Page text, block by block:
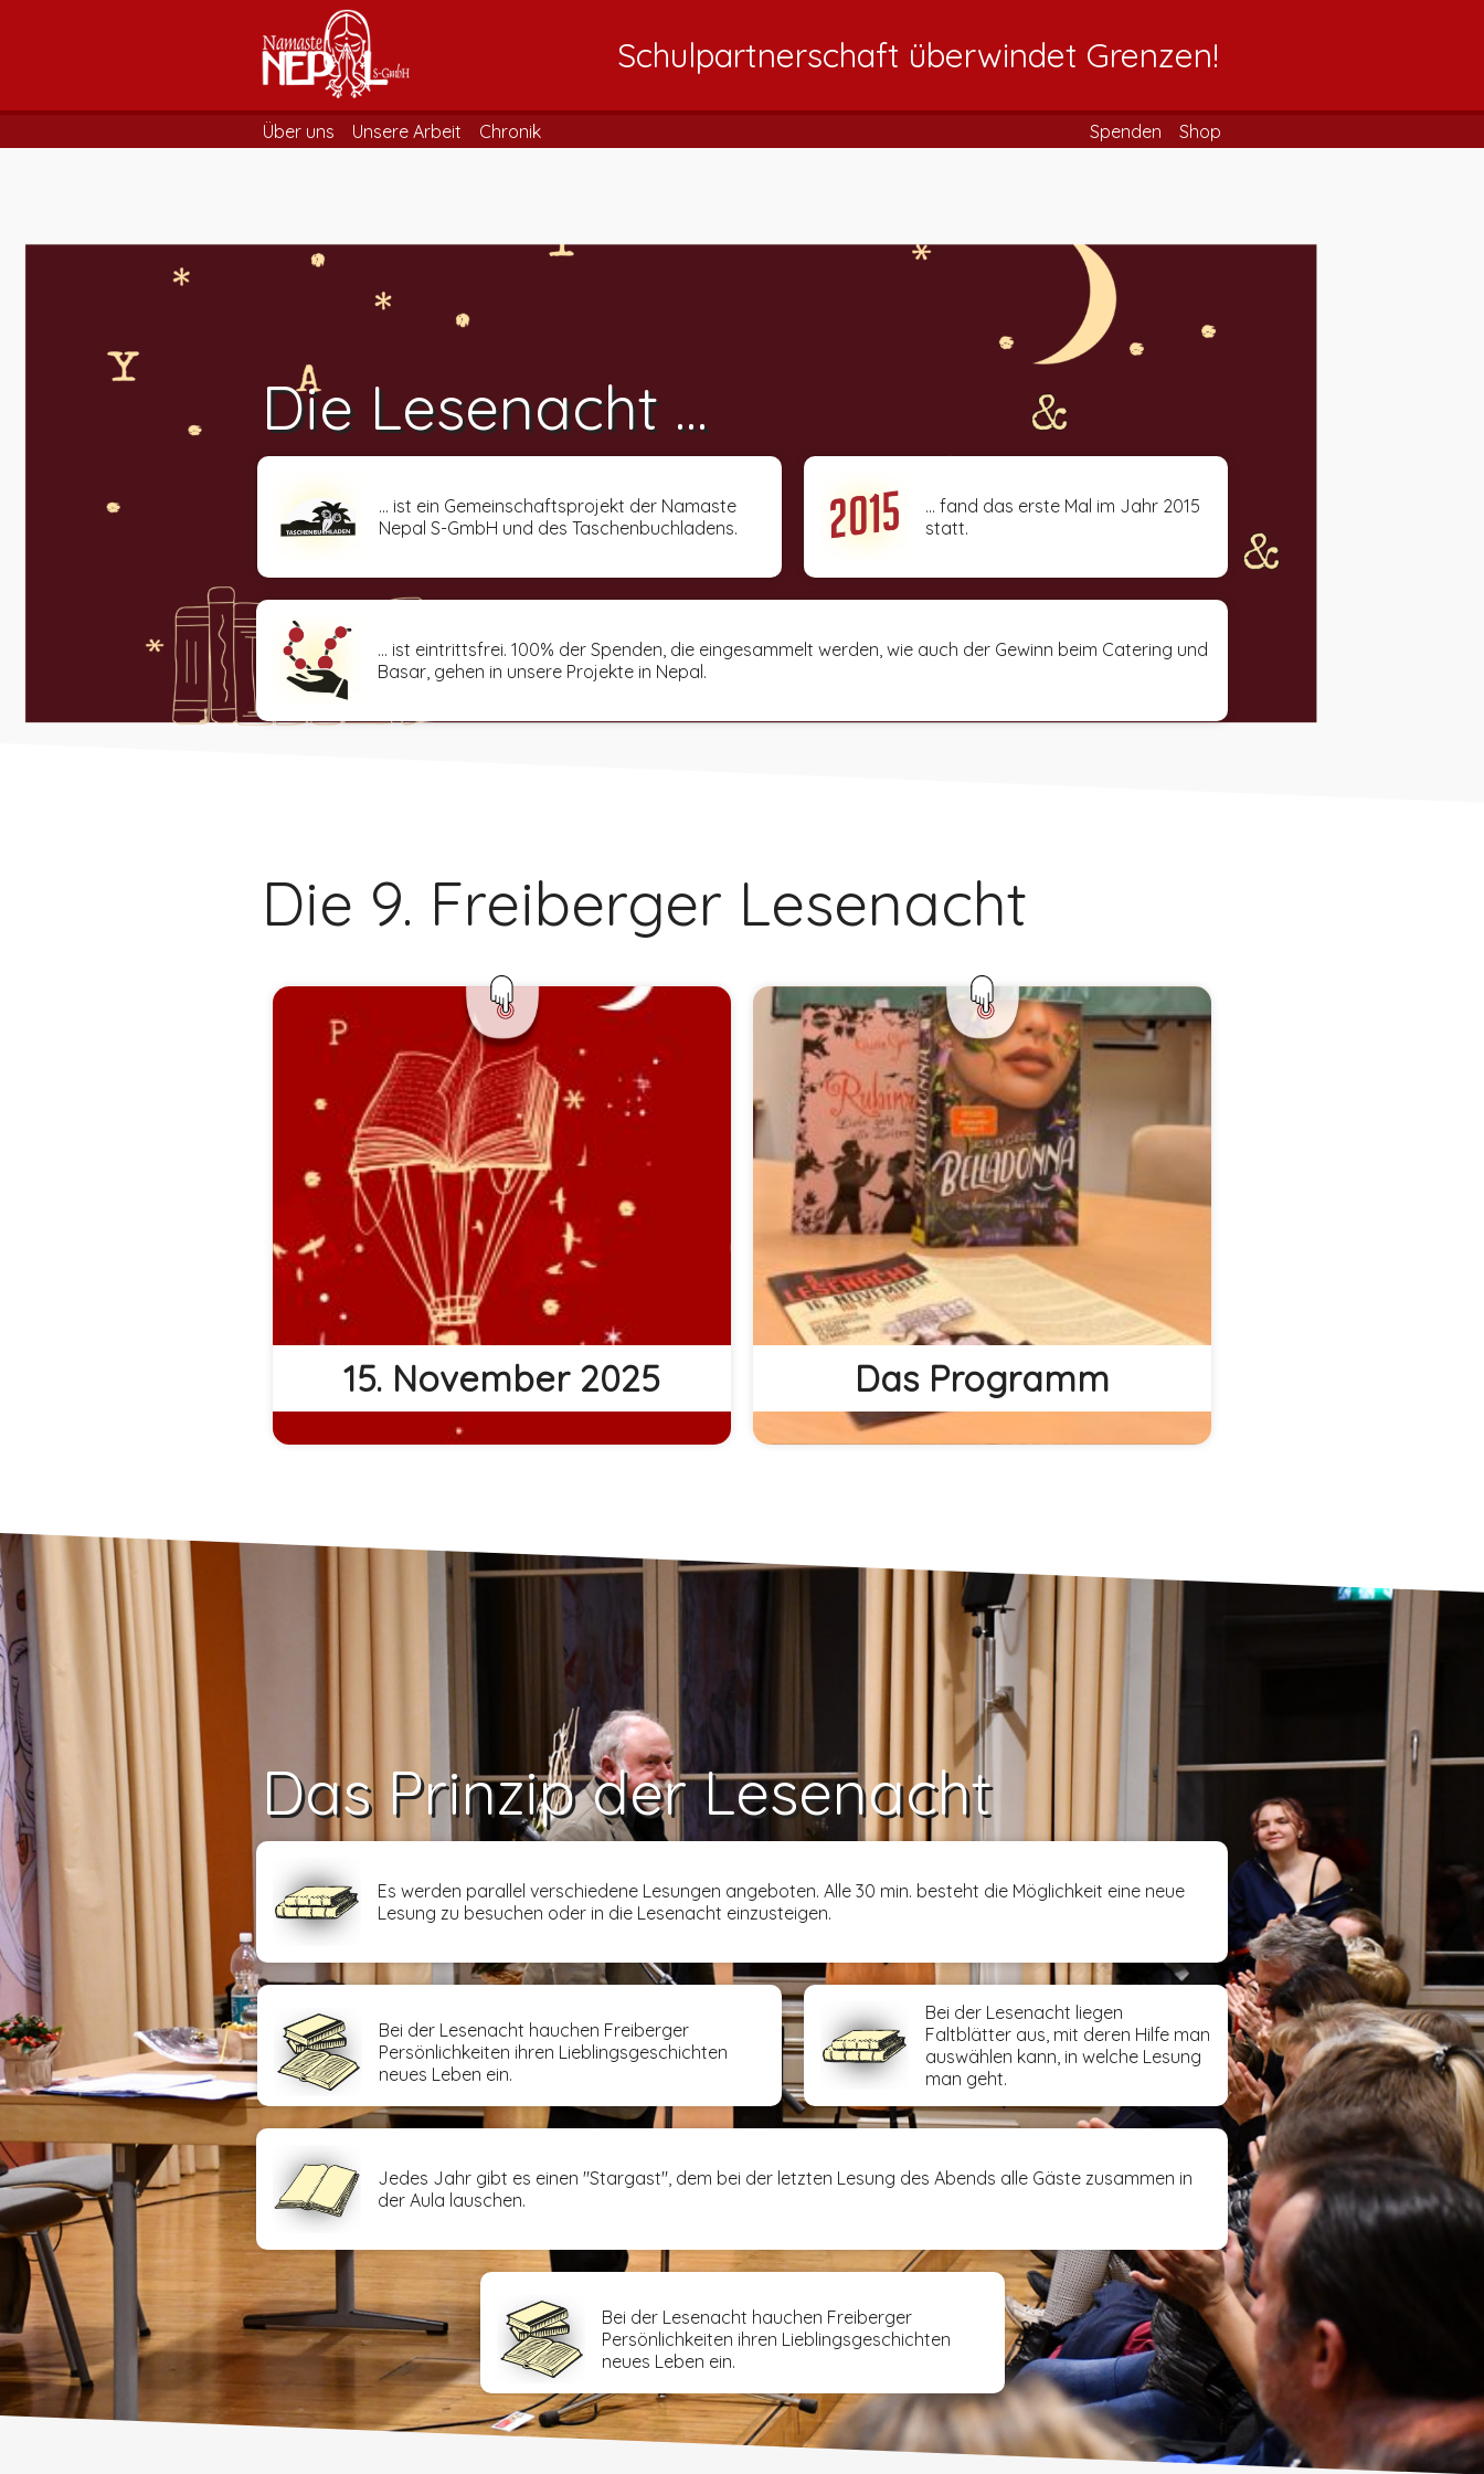
Schulpartnerschaft überwindet Grenzen!
Über uns Unsere Arbeit Chronik Spenden Shop
Die Lesenacht ...
... ist ein Gemeinschaftsprojekt der Namaste
Nepal S-GmbH und des Taschenbuchladens.
... fand das erste Mal im Jahr 2015
statt.
... ist eintrittsfrei. 100% der Spenden, die eingesammelt werden, wie auch der Gewinn beim Catering und
Basar, gehen in unsere Projekte in Nepal.
Die 9. Freiberger Lesenacht
15. November 2025
Die 9. Freiberger Lesenacht
15. November 2025, ab 18:00 Uhr
Geschwister-Scholl-Gymnasium,
Haus Albertinum, Geschwister-Scholl-
Straße 1, 09599 Freiberg
Das Programm
Hier können Sie das Programm der
Lesenacht 2025 herunterladen.
Das Prinzip der Lesenacht
Es werden parallel verschiedene Lesungen angeboten. Alle 30 min. besteht die Möglichkeit eine neue
Lesung zu besuchen oder in die Lesenacht einzusteigen.
Bei der Lesenacht hauchen Freiberger
Persönlichkeiten ihren Lieblingsgeschichten
neues Leben ein.
Bei der Lesenacht liegen
Faltblätter aus, mit deren Hilfe man
auswählen kann, in welche Lesung
man geht.
Jedes Jahr gibt es einen "Stargast", dem bei der letzten Lesung des Abends alle Gäste zusammen in
der Aula lauschen.
Bei der Lesenacht hauchen Freiberger
Persönlichkeiten ihren Lieblingsgeschichten
neues Leben ein.